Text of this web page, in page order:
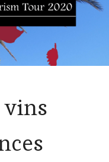
vins